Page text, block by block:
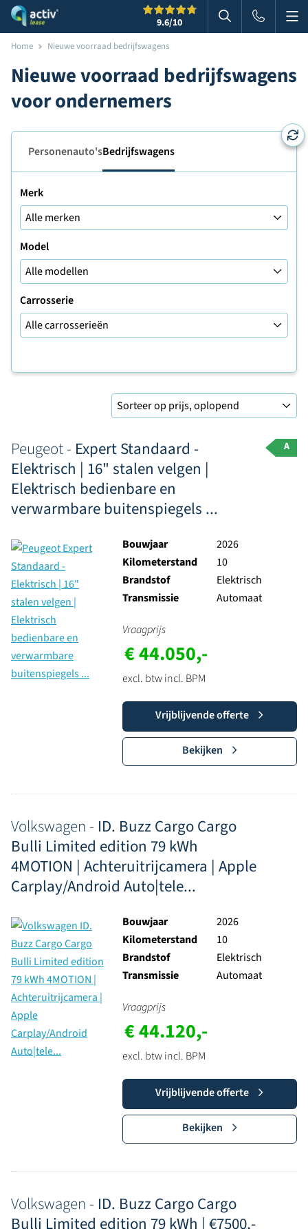
9.6/10 Zoeken in
Home Nieuwe voorraad bedrijfswagens
Nieuwe voorraad bedrijfswagens
voor ondernemers
Personenauto'sBedrijfswagens
Merk
Model
Carrosserie
Peugeot - Expert Standaard -
Elektrisch | 16" stalen velgen |
Elektrisch bedienbare en
verwarmbare buitenspiegels ...
A
Bouwjaar
2026
Kilometerstand
10
Brandstof
Elektrisch
Transmissie
Automaat
Vraagprijs
€ 44.050,-
excl. btw incl. BPM
Vrijblijvende offerte
Bekijken
Volkswagen - ID. Buzz Cargo Cargo
Bulli Limited edition 79 kWh
4MOTION | Achteruitrijcamera | Apple
Carplay/Android Auto|tele...
Bouwjaar
2026
Kilometerstand
10
Brandstof
Elektrisch
Transmissie
Automaat
Vraagprijs
€ 44.120,-
excl. btw incl. BPM
Vrijblijvende offerte
Bekijken
Volkswagen - ID. Buzz Cargo Cargo
Bulli Limited edition 79 kWh | €7500,-